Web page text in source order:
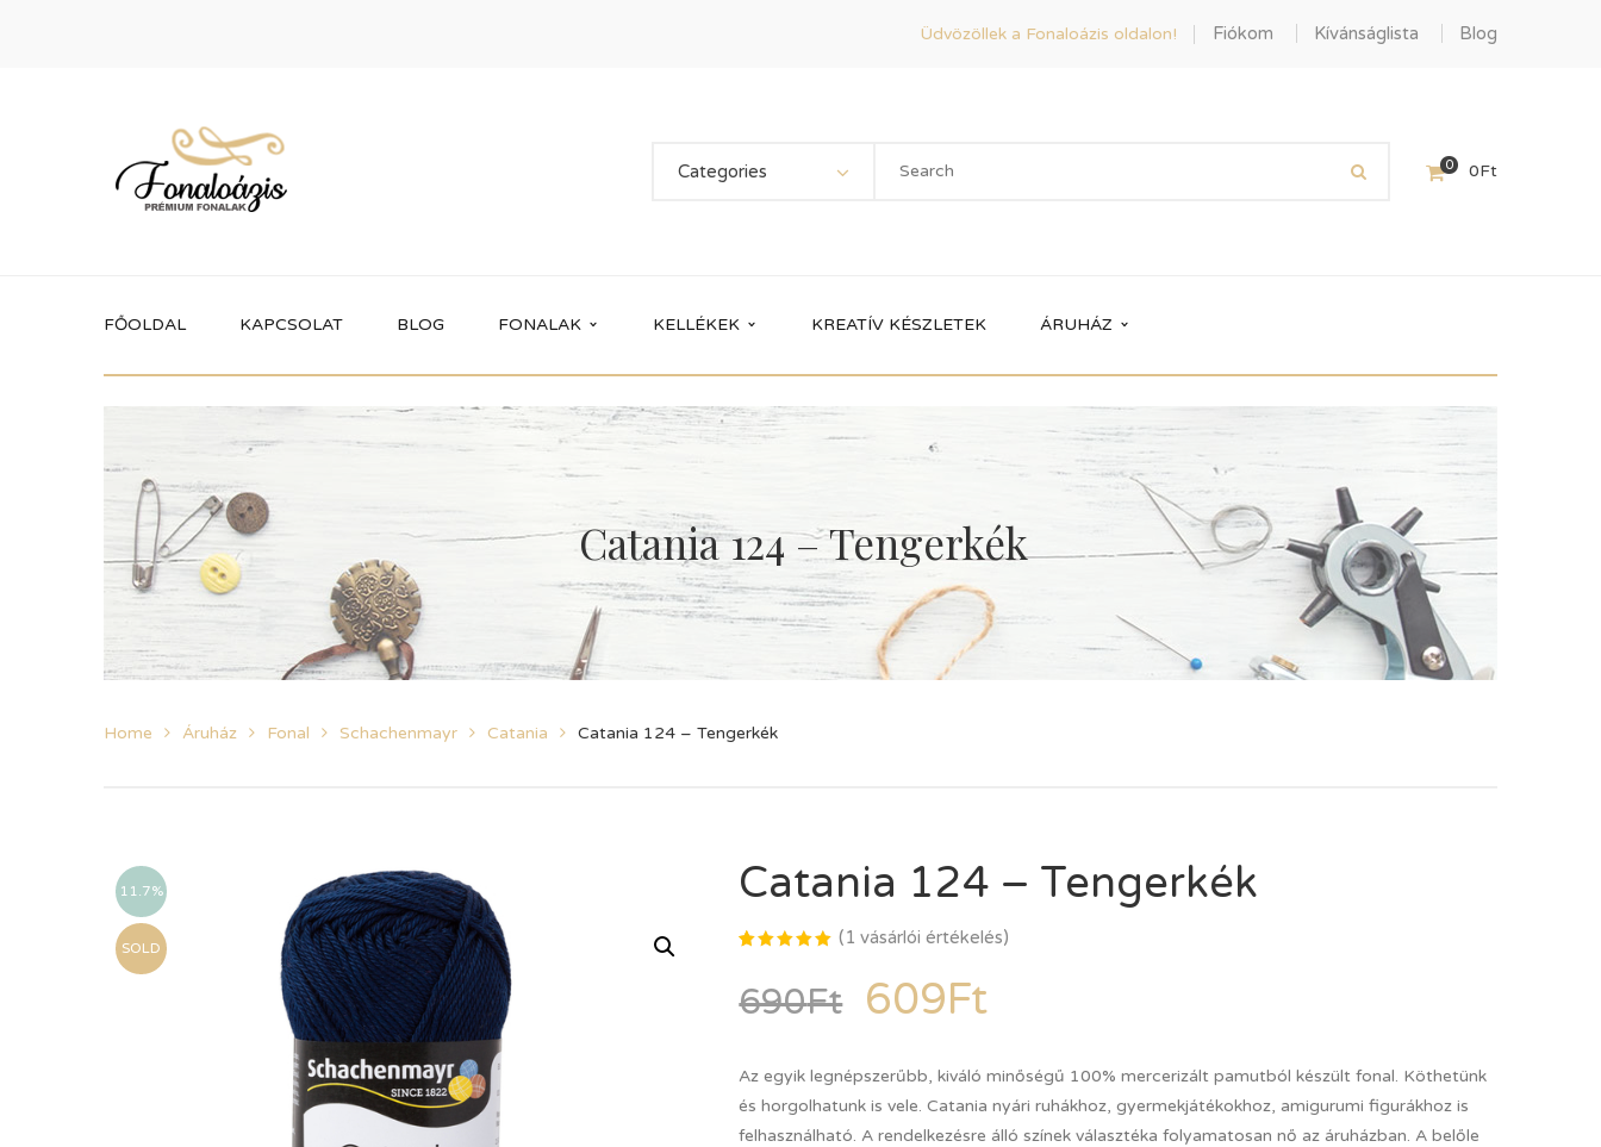
Üdvözöllek a Fonaloázis oldalon! Fiókom Kívánságlista Blog
Categories 0 0Ft
FŐOLDAL KAPCSOLAT BLOG FONALAK KELLÉKEK KREATÍV KÉSZLETEK ÁRUHÁZ
Itt megtalálhatod a fonaloázis által
forgalmazott összes terméket
Catania 124 – Tengerkék
Home Áruház Fonal Schachenmayr Catania Catania 124 – Tengerkék
11.7%
SOLD
Catania 124 – Tengerkék
5-ből,
értékelés
(1 vásárlói értékelés)
690Ft 609Ft
Az egyik legnépszerűbb, kiváló minőségű 100% mercerizált pamutból készült fonal. Köthetünk
és horgolhatunk is vele. Catania nyári ruhákhoz, gyermekjátékokhoz, amigurumi figurákhoz is
felhasználható. A rendelkezésre álló színek választéka folyamatosan nő az áruházban. A belőle